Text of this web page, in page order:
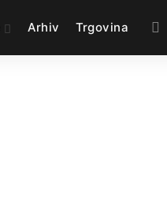
Arhiv Trgovina